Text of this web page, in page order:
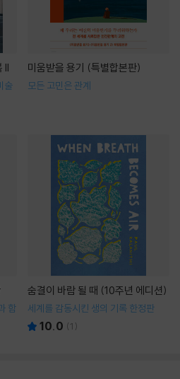
II
술
미움받을 용기 (특별합본판)
모든 고민은 관계
함
숨결이 바람 될 때 (10주년 에디션)
세계를 감동시킨 생의 기록 한정판
10.0 (1 )